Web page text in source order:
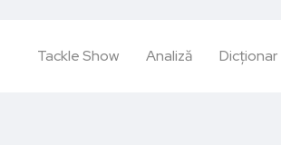
Tackle Show Analiză Dicționar